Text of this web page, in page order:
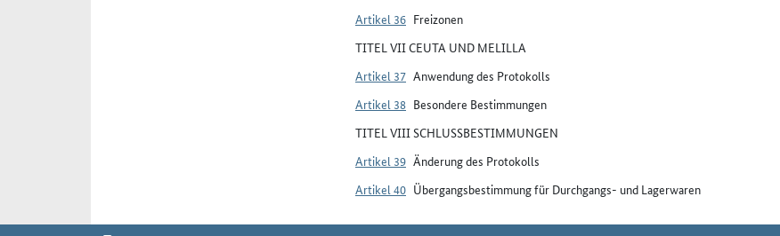
Artikel 36 Freizonen
TITEL VII CEUTA UND MELILLA
Artikel 37 Anwendung des Protokolls
Artikel 38 Besondere Bestimmungen
TITEL VIII SCHLUSSBESTIMMUNGEN
Artikel 39 Änderung des Protokolls
Artikel 40 Übergangsbestimmung für Durchgangs- und Lagerwaren